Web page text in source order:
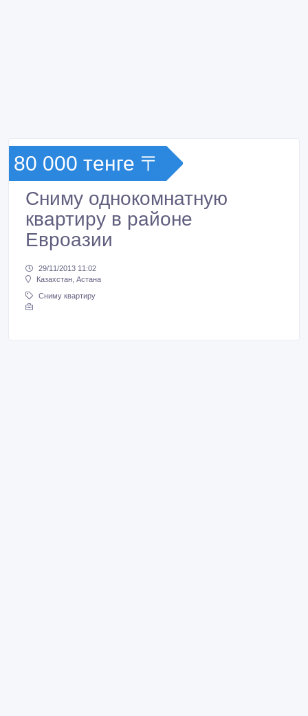
80 000 тенге 〒
Сниму однокомнатную
квартиру в районе
Евроазии
29/11/2013 11:02
Казахстан, Астана
Сниму квартиру